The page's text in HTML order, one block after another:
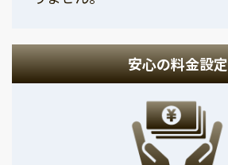
安心の料金設定